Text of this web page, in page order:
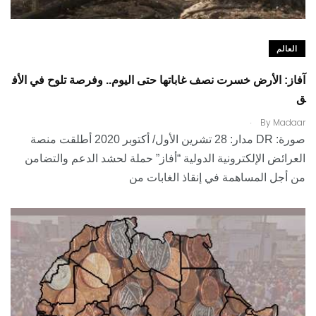
العالم
آفاز: الأرض خسرت نصف غاباتها حتى اليوم.. وفرصة تلوح في الأف
ق
By Madaar
.
صورة: DR مدار: 28 تشرين الأول/ أكتوبر 2020 أطلقت منصة
العرائض الإلكترونية الدولية “أفاز” حملة لحشد الدعم والتضامن
من أجل المساهمة في إنقاذ الغابات من